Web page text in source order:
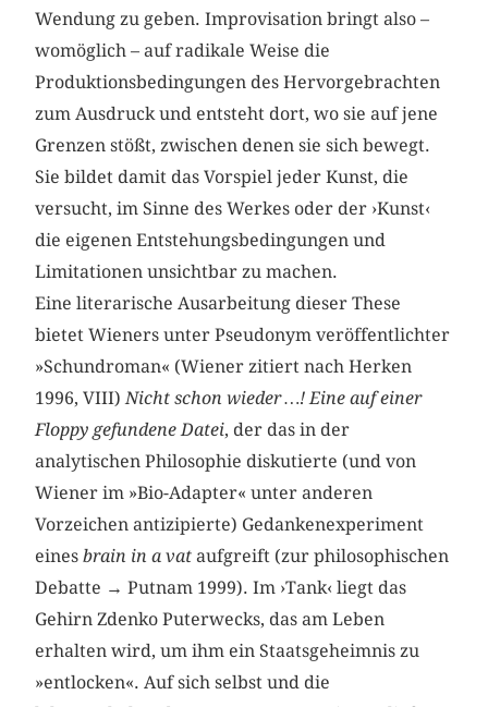
Wendung zu geben. Improvisation bringt also –
womöglich – auf radikale Weise die
Produktionsbedingungen des Hervorgebrachten
zum Ausdruck und entsteht dort, wo sie auf jene
Grenzen stößt, zwischen denen sie sich bewegt.
Sie bildet damit das Vorspiel jeder Kunst, die
versucht, im Sinne des Werkes oder der ›Kunst‹
die eigenen Entstehungsbedingungen und
Limitationen unsichtbar zu machen.
Eine literarische Ausarbeitung dieser These
bietet Wieners unter Pseudonym veröffentlichter
»Schundroman« (Wiener zitiert nach Herken
1996, VIII)Nicht schon wieder …! Eine auf einer
Floppy gefundene Datei, der das in der
analytischen Philosophie diskutierte (und von
Wiener im »Bio-Adapter« unter anderen
Vorzeichen antizipierte) Gedankenexperiment
einesbrain in a vat aufgreift (zur philosophischen
Debatte → Putnam 1999). Im ›Tank‹ liegt das
Gehirn Zdenko Puterwecks, das am Leben
erhalten wird, um ihm ein Staatsgeheimnis zu
»entlocken«. Auf sich selbst und die